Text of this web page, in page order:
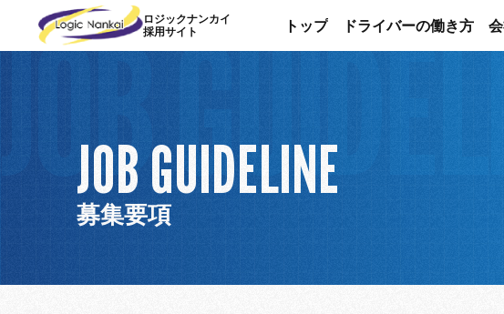
ロジックナンカイ
採用サイト
トップ
トップ
ドライバーの働き方
ドライバーの働き方
ワークライフバランス重視の方
JOB
募集要項
JOB GUIDELINE